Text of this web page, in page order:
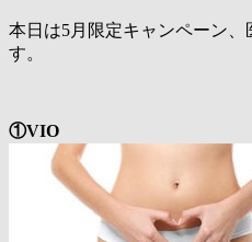
本日は5月限定キャンペーン
す。
①VIO